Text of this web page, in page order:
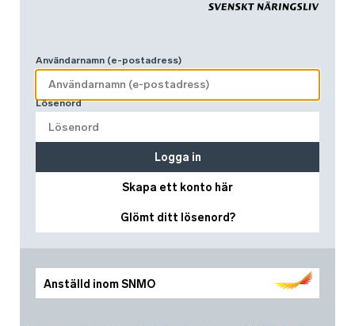
Anställd inom SNMO
Användarnamn (e-postadress)
Lösenord
Skapa ett konto här
Glömt ditt lösenord?
Logga in